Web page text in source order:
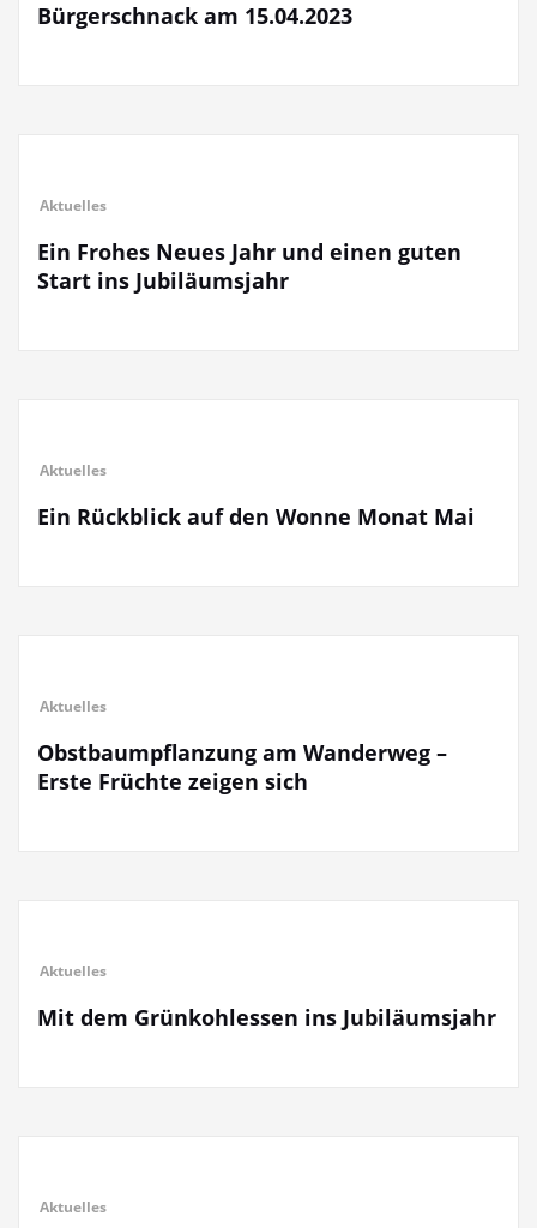
Bürgerschnack am 15.04.2023
Aktuelles
Ein Frohes Neues Jahr und einen guten
Start ins Jubiläumsjahr
Aktuelles
Ein Rückblick auf den Wonne Monat Mai
Aktuelles
Obstbaumpflanzung am Wanderweg –
Erste Früchte zeigen sich
Aktuelles
Mit dem Grünkohlessen ins Jubiläumsjahr
Aktuelles